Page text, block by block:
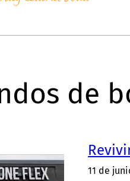
de
11 de